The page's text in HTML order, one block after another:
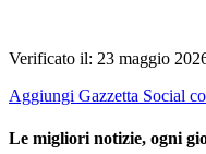
Verificato il: 23 maggio
Aggiungi Gazzetta Social
Le migliori notizie, ogni